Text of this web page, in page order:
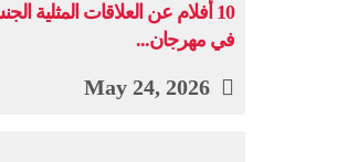
10 أفلام عن العلاقات المثلية
في مهرجان...